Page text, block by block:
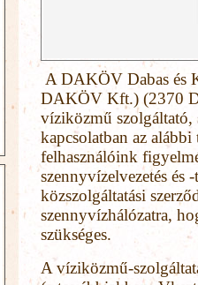
A DAKÖV Dabas és
DAKÖV Kft.) (2370
víziközmű szolgáltató,
kapcsolatban az
felhasználóink
szennyvízelvezetés és
közszolgáltatási
szennyvízhálózatra,
szükséges.
A víziközmű-